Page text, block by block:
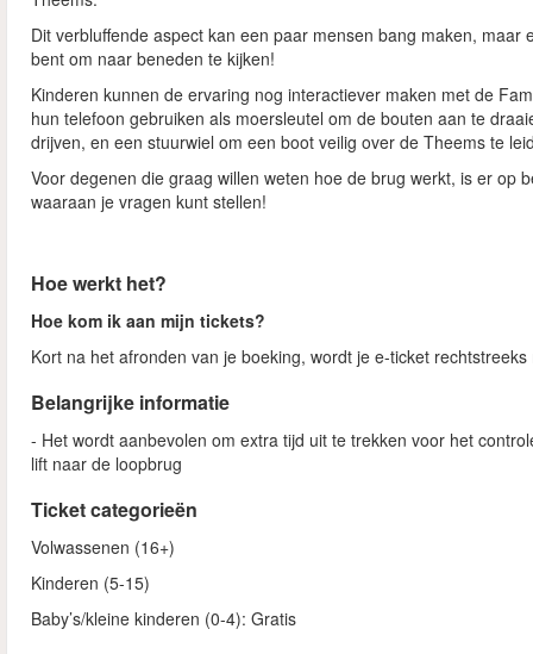
Dit verbluffende aspect kan een paar mensen bang maken,
bent om naar beneden te kijken!
Kinderen kunnen de ervaring nog interactiever maken met de
hun telefoon gebruiken als moersleutel om de bouten aan te
drijven, en een stuurwiel om een boot veilig over de Theems te
Voor degenen die graag willen weten hoe de brug werkt, is er op
waaraan je vragen kunt stellen!
Hoe werkt het?
Hoe kom ik aan mijn tickets?
Kort na het afronden van je boeking, wordt je e-ticket
Belangrijke informatie
- Het wordt aanbevolen om extra tijd uit te trekken voor het
lift naar de loopbrug
Ticket categorieën
Volwassenen (16+)
Kinderen (5-15)
Baby’s/kleine kinderen (0-4): Gratis